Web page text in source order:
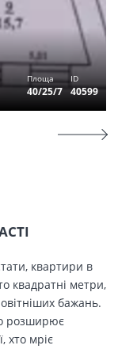
Площа
40/25/7
ID
40599
квартири в
квадратні метри,
бажань.
розширює
хто мріє